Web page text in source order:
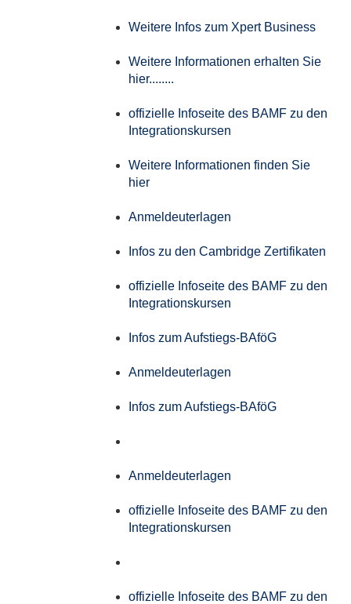
Weitere Infos zum Xpert Business
Weitere Informationen erhalten Sie
hier........
offizielle Infoseite des BAMF zu den
Integrationskursen
Weitere Informationen finden Sie
hier
Anmeldeuterlagen
Infos zu den Cambridge Zertifikaten
offizielle Infoseite des BAMF zu den
Integrationskursen
Infos zum Aufstiegs-BAföG
Anmeldeuterlagen
Infos zum Aufstiegs-BAföG
Anmeldeuterlagen
offizielle Infoseite des BAMF zu den
Integrationskursen
offizielle Infoseite des BAMF zu den